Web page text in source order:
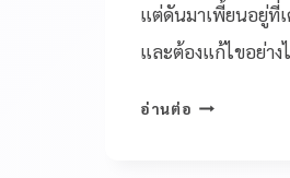
แต่ดันมาเพี้ยนอยู่ที่เ
และต้องแก้ไขอย่าง
อ่านต่อ